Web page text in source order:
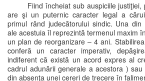
Fiind încheiat sub auspiciile
are şi un puternic caracter legal a
primul rând judecătorului sindic. Una din
ale acestuia îl reprezintă termenul maxim
un plan de reorganizare – 4 ani.
conferă un caracter imperativ,
indiferent că există un acord expres al
cadrul adunării generale a acestora )
din absenţa unei cereri de trecere în